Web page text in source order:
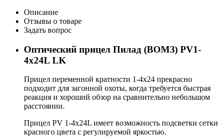
Описание
Отзывы о товаре
Задать вопрос
Оптический прицел Пилад (ВОМЗ) PV1-
4х24L LK
Прицел переменной кратности 1-4х24 прекрасно
подходит для загонной охоты, когда требуется быстрая
реакция и хороший обзор на сравнительно небольшом
расстоянии.
Прицел РV 1-4x24L имеет возможность подсветки сетки
красного цвета с регулируемой яркостью.